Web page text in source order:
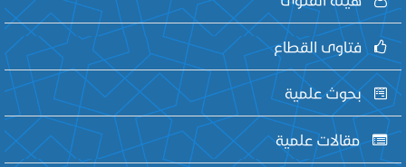
فتاوى القطاع
بحوث علمية
مقالات علمية